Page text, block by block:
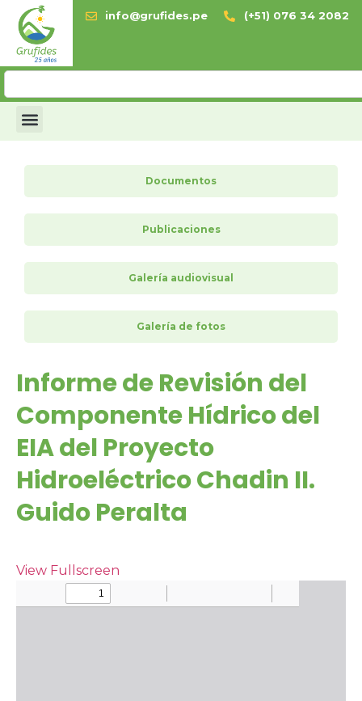
info@grufides.pe (+51) 076 34 2082
Documentos
Publicaciones
Galería audiovisual
Galería de fotos
Informe de Revisión del
Componente Hídrico del
EIA del Proyecto
Hidroeléctrico Chadin II.
Guido Peralta
View Fullscreen